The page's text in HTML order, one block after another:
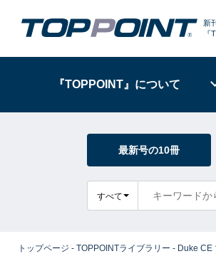
新
『
『TOPPOINT』 について
最新号の10冊
すべて
トップページ - TOPPOINTライブラリー - Duke CE